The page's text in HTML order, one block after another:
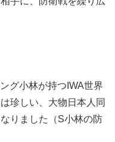
グ小林が持つIWA世界
珍しい、大物日本人同
りました（S小林の防